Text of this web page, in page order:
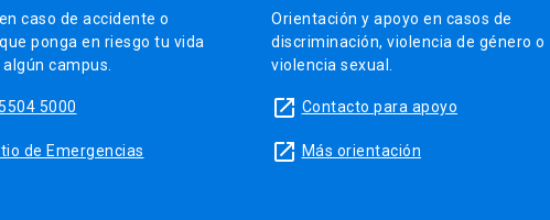
caso de accidente o
ponga en riesgo tu vida
campus.
5000
de Emergencias
Orientación y apoyo en casos de
discriminación, violencia de género o
violencia sexual.
launch Contacto para apoyo
launch Más orientación